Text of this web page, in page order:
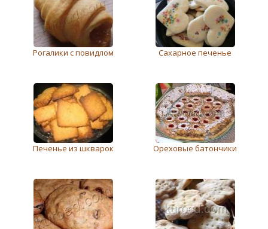
Рогалики с повидлом Сахарное печенье
Печенье из шкварок Ореховые батончики